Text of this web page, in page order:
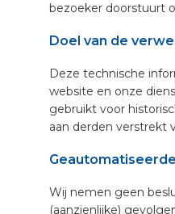
bezoeker doorstuurt
Doel van de
Deze technische
website en onze
gebruikt voor
aan derden verstrekt
Wij nemen geen
(aanzienlijke)